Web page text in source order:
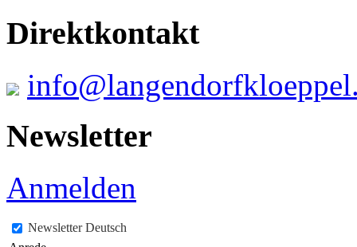
Direktkontakt
Newsletter
Anmelden
Newsletter Deutsch